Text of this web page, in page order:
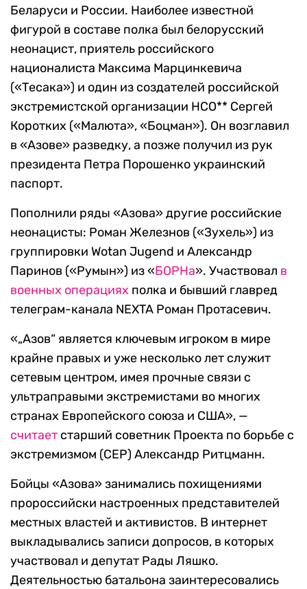
Беларуси и России. Наиболее известной
фигурой в составе полка был белорусский
неонацист, приятель российского
националиста Максима Марцинкевича
(«Тесака») и один из создателей российской
экстремистской организации НСО** Сергей
Коротких («Малюта», «Боцман»). Он возглавил
в «Азове» разведку, а позже получил из рук
президента Петра Порошенко украинский
паспорт.
Пополнили ряды «Азова» другие российские
неонацисты: Роман Железнов («Зухель») из
группировки Wotan Jugend и Александр
Паринов («Румын») из «БОРНа». Участвовал в
военных операциях полка и бывший главред
телеграм-канала NEXTA Роман Протасевич.
«„Азов“ является ключевым игроком в мире
крайне правых и уже несколько лет служит
сетевым центром, имея прочные связи с
ультраправыми экстремистами во многих
странах Европейского союза и США», —
считает старший советник Проекта по борьбе с
экстремизмом (CEP) Александр Ритцманн.
Бойцы «Азова» занимались похищениями
пророссийски настроенных представителей
местных властей и активистов. В интернет
выкладывались записи допросов, в которых
участвовал и депутат Рады Ляшко.
Деятельностью батальона заинтересовались